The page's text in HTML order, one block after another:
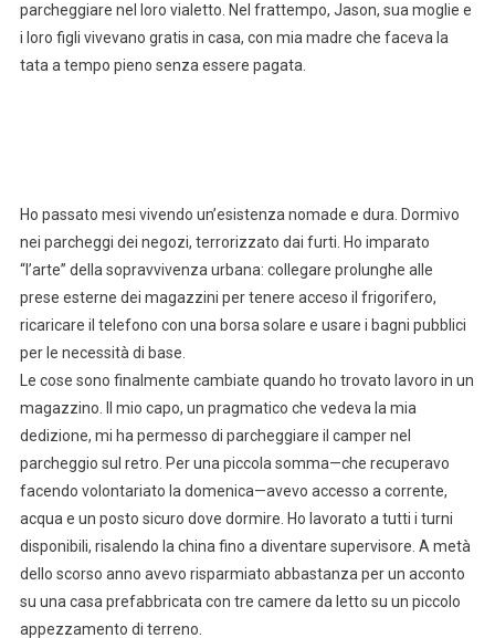
parcheggiare nel loro vialetto. Nel frattempo, Jason, sua moglie e
i loro figli vivevano gratis in casa, con mia madre che faceva la
tata a tempo pieno senza essere pagata.
Ho passato mesi vivendo un’esistenza nomade e dura. Dormivo
nei parcheggi dei negozi, terrorizzato dai furti. Ho imparato
“l’arte” della sopravvivenza urbana: collegare prolunghe alle
prese esterne dei magazzini per tenere acceso il frigorifero,
ricaricare il telefono con una borsa solare e usare i bagni pubblici
per le necessità di base.
Le cose sono finalmente cambiate quando ho trovato lavoro in un
magazzino. Il mio capo, un pragmatico che vedeva la mia
dedizione, mi ha permesso di parcheggiare il camper nel
parcheggio sul retro. Per una piccola somma—che recuperavo
facendo volontariato la domenica—avevo accesso a corrente,
acqua e un posto sicuro dove dormire. Ho lavorato a tutti i turni
disponibili, risalendo la china fino a diventare supervisore. A metà
dello scorso anno avevo risparmiato abbastanza per un acconto
su una casa prefabbricata con tre camere da letto su un piccolo
appezzamento di terreno.